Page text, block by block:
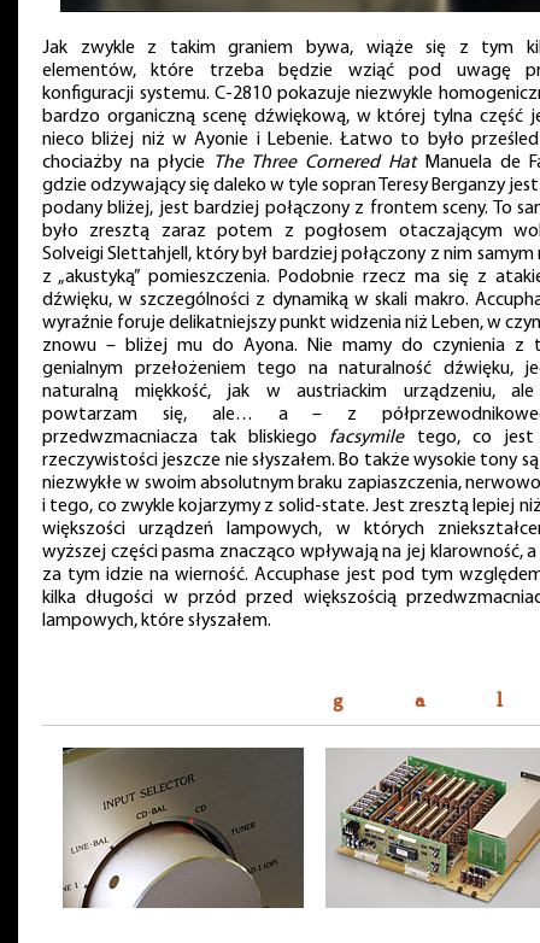
Jak zwykle z takim graniem bywa, wiąże się z tym
elementów, które trzeba będzie wziąć pod uwagę
konfiguracji systemu. C-2810 pokazuje niezwykle
bardzo organiczną scenę dźwiękową, w której tylna część
nieco bliżej niż w Ayonie i Lebenie. Łatwo to było
chociażby na płycie The Three Cornered HatManuela de
gdzie odzywający się daleko w tyle sopran Teresy Berganzy
podany bliżej, jest bardziej połączony z frontem sceny. To
było zresztą zaraz potem z pogłosem otaczającym
Solveigi Slettahjell, który był bardziej połączony z nim samym
z „akustyką” pomieszczenia. Podobnie rzecz ma się z
dźwięku, w szczególności z dynamiką w skali makro.
wyraźnie foruje delikatniejszy punkt widzenia niż Leben, w
znowu – bliżej mu do Ayona. Nie mamy do czynienia z
genialnym przełożeniem tego na naturalność dźwięku,
naturalną miękkość, jak w austriackim urządzeniu,
powtarzam się, ale… a – z
przedwzmacniacza tak bliskiego facsymiletego, co jest
rzeczywistości jeszcze nie słyszałem. Bo także wysokie tony
niezwykłe w swoim absolutnym braku zapiaszczenia,
i tego, co zwykle kojarzymy z solid-state. Jest zresztą lepiej
większości urządzeń lampowych, w których
wyższej części pasma znacząco wpływają na jej klarowność,
za tym idzie na wierność. Accuphase jest pod tym
kilka długości w przód przed większością
lampowych, które słyszałem.
g a